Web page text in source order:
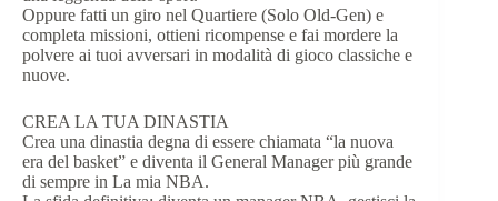
Oppure fatti un giro nel Quartiere (Solo Old-Gen) e
completa missioni, ottieni ricompense e fai mordere la
polvere ai tuoi avversari in modalità di gioco classiche e
nuove.
CREA LA TUA DINASTIA
Crea una dinastia degna di essere chiamata “la nuova
era del basket” e diventa il General Manager più grande
di sempre in La mia NBA.